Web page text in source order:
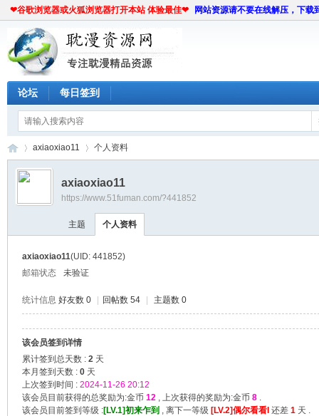
❤谷歌浏览器或火狐浏览器打开本站 体验最佳❤ 网站资源请不要在线解压，下载
论坛 每日签到
›
axiaoxiao11 个人资料
axiaoxiao11
https://www.51fuman.com/?441852
主题 个人资料
axiaoxiao11(UID: 441852)
邮箱状态
未验证
统计信息 好友数 0 回帖数 54 主题数 0
该会员签到详情
累计签到总天数 : 2 天
本月签到天数 : 0 天
上次签到时间 : 2024-11-26 20:12
该会员目前获得的总奖励为:金币 12 , 上次获得的奖励为:金币 8 .
该会员目前签到等级 :[LV.1]初来乍到 , 离下一等级 [LV.2]偶尔看看I 还差 1 天 .